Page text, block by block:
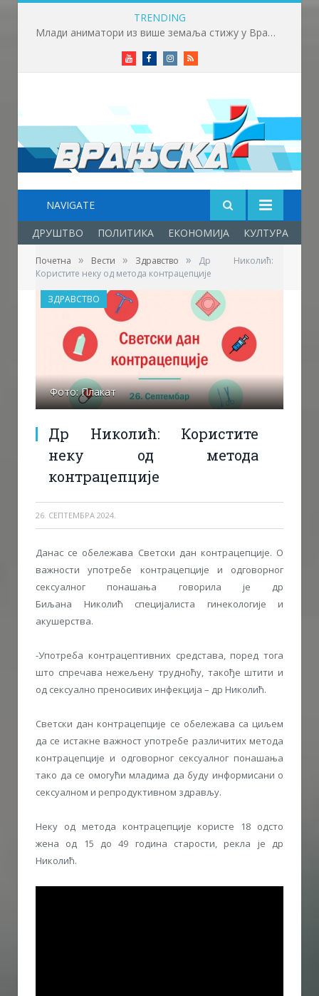
TRENDING
Млади аниматори из више земаља стижу у Врање – почиње „Златни пуж“
YoutubeFacebookInstagram
RSS
NAVIGATE
ДРУШТВО ПОЛИТИКА ЕКОНОМИЈА КУЛТУРА
Почетна » Вести » Здравство »
Др Николић:
Користите неку од метода контрацепције
Фото: Плакат
Др Николић: Користите
неку од метода
контрацепције
26. СЕПТЕМБРА 2024.
ЗДРАВСТВО
Данас се обележава Светски дан контрацепције. О
важности употребе контрацепције и одговорног
сексуалног понашања говорила је др
Биљана Николић специјалиста гинекологије и
акушерства.
-Употреба контрацептивних средстава, поред тога
што спречава нежељену трудноћу, такође штити и
од сексуално преносивих инфекција – др Николић.
Светски дан контрацепције се обележава са циљем
да се истакне важност употребе различитих метода
контрацепције и одговорног сексуалног понашања
тако да се омогући младима да буду информисани о
сексуалном и репродуктивном здрављу.
Неку од метода контрацепције користе 18 одсто
жена од 15 до 49 година старости, рекла је др
Николић.